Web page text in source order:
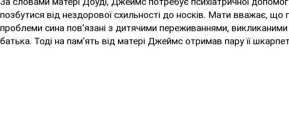
позбутися від нездорової схильності до носків. Мати вважає, що
проблеми сина пов'язані з дитячими переживаннями,
батька. Тоді на пам'ять від матері Джеймс отримав пару її